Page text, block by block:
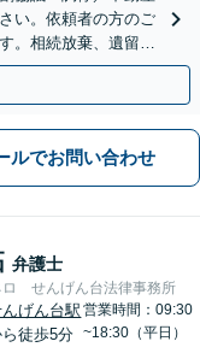
い。依頼者の方のご
。相続放棄、遺留分
】
ルでお問い合わせ
弁護士
ロ せんげん台法律事務所
げん台駅
徒歩5分
営業時間：09:30
~18:30（平日）